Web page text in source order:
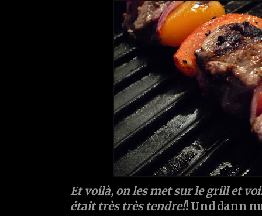
Et voilà, on les met sur le grill et
était très très tendre!! Und dann